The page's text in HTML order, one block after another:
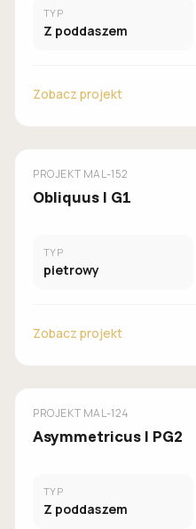
TYP
Z poddaszem
Zobacz projekt
MALACHIT
PROJEKT MAL-152
Obliquus I G1
TYP
pietrowy
Zobacz projekt
MALACHIT
PROJEKT MAL-124
Asymmetricus I PG2
TYP
Z poddaszem